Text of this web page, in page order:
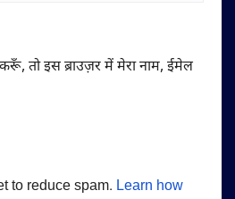
तो इस ब्राउज़र में मेरा नाम, ईमेल
to reduce spam. Learn how